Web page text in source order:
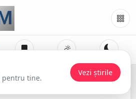
baleset